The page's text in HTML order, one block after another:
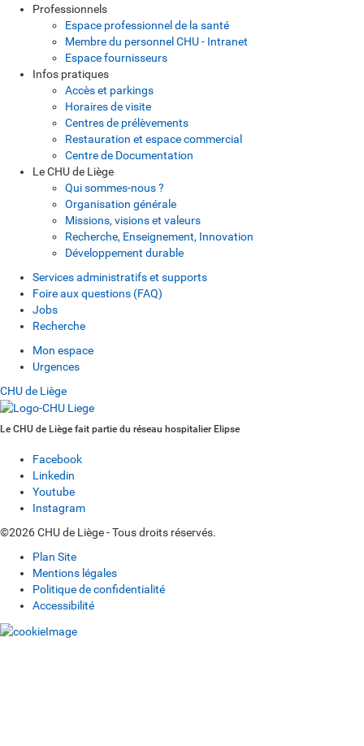
Professionnels
Espace professionnel de la santé
Membre du personnel CHU - Intranet
Espace fournisseurs
Infos pratiques
Accès et parkings
Horaires de visite
Centres de prélèvements
Restauration et espace commercial
Centre de Documentation
Le CHU de Liège
Qui sommes-nous ?
Organisation générale
Missions, visions et valeurs
Recherche, Enseignement, Innovation
Développement durable
Services administratifs et supports
Foire aux questions (FAQ)
Jobs
Recherche
Mon espace
Urgences
CHU de Liège
Le CHU de Liège fait partie du réseau hospitalier Elipse
Facebook
Linkedin
Youtube
Instagram
©2026 CHU de Liège - Tous droits réservés.
Plan Site
Mentions légales
Politique de confidentialité
Accessibilité